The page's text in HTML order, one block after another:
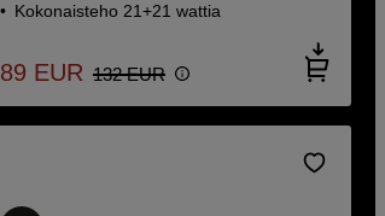
Kokonaisteho 21+21 wattia
89 EUR 132 EUR